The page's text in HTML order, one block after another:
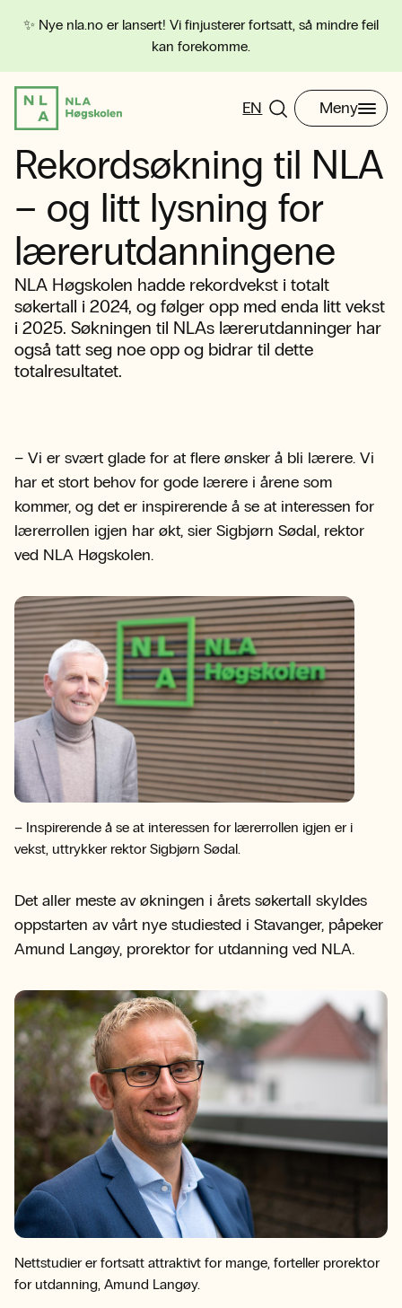
✨ Nye nla.no er lansert! Vi finjusterer fortsatt, så mindre feil
kan forekomme.
EN Meny
Rekordsøkning til NLA
– og litt lysning for
lærerutdanningene
NLA Høgskolen hadde rekordvekst i totalt
søkertall i 2024, og følger opp med enda litt vekst
i 2025. Søkningen til NLAs lærerutdanninger har
også tatt seg noe opp og bidrar til dette
totalresultatet.
– Vi er svært glade for at flere ønsker å bli lærere. Vi
har et stort behov for gode lærere i årene som
kommer, og det er inspirerende å se at interessen for
lærerrollen igjen har økt, sier Sigbjørn Sødal, rektor
ved NLA Høgskolen.
– Inspirerende å se at interessen for lærerrollen igjen er i
vekst, uttrykker rektor Sigbjørn Sødal.
Det aller meste av økningen i årets søkertall skyldes
oppstarten av vårt nye studiested i Stavanger, påpeker
Amund Langøy, prorektor for utdanning ved NLA.
Nettstudier er fortsatt attraktivt for mange, forteller prorektor
for utdanning, Amund Langøy.